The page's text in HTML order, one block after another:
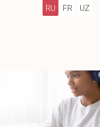
RU FR
UZ